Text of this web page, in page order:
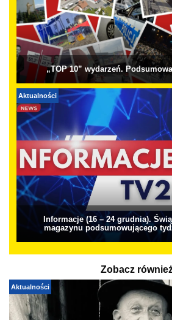
„TOP 10” wydarzeń.
Aktualności
Informacje (16 – 24 grudnia).
magazynu podsumowującego
Zobacz
Aktualności